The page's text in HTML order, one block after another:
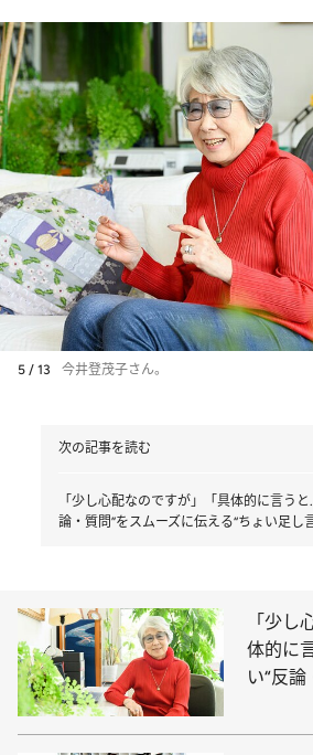
5 / 13 今井登茂子さん。
次の記事を読む
「少し心配なのですが」「具体的に言う
論・質問”をスムーズに伝える“ちょい足し
「少し
体的に
い“反論